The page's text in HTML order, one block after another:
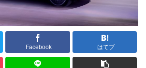
Facebook はてブ